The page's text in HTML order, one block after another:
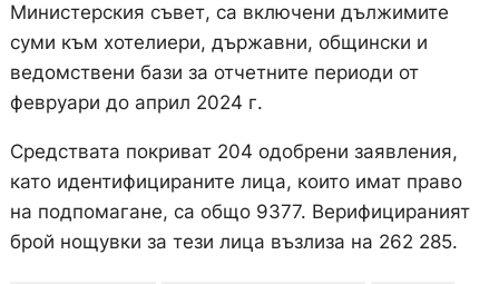
Министерския съвет, са включени дължимите
суми към хотелиери, държавни, общински и
ведомствени бази за отчетните периоди от
февруари до април 2024 г.
Средствата покриват 204 одобрени заявления,
като идентифицираните лица, които имат право
на подпомагане, са общо 9377. Верифицираният
брой нощувки за тези лица възлиза на 262 285.